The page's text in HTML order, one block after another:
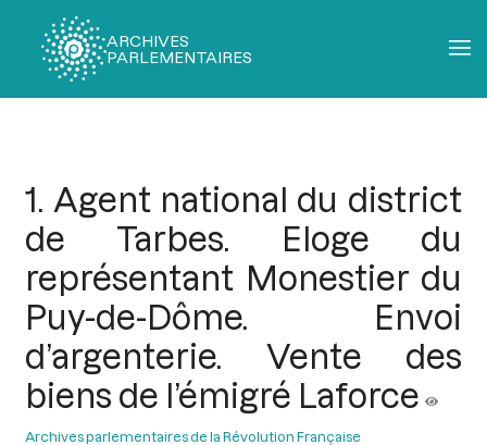
ARCHIVES
PARLEMENTAIRES
1. Agent national du district
de Tarbes. Eloge du
représentant Monestier du
Puy-de-Dôme. Envoi
d’argenterie. Vente des
biens de l’émigré Laforce
Archives parlementaires de la Révolution Française